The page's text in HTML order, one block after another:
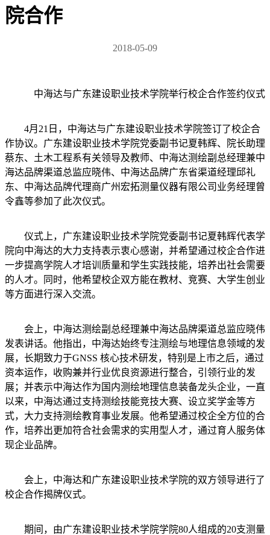
院合作
2018-05-09
中海达与广东建设职业技术学院举行校企合作签约仪式
4月21日，中海达与广东建设职业技术学院签订了校企合
作协议。广东建设职业技术学院党委副书记夏韩辉、院长助理
蔡东、土木工程系有关领导及教师、中海达测绘副总经理兼中
海达品牌渠道总监应晓伟、中海达品牌广东省渠道经理邱礼
东、中海达品牌代理商广州宏拓测量仪器有限公司业务经理曾
令鑫等参加了此次仪式。
仪式上，广东建设职业技术学院党委副书记夏韩辉代表学
院向中海达的大力支持表示衷心感谢，并希望通过校企合作进
一步提高学院人才培训质量和学生实践技能，培养出社会需要
的人才。同时，他希望校企双方能在教材、竞赛、大学生创业
等方面进行深入交流。
会上，中海达测绘副总经理兼中海达品牌渠道总监应晓伟
发表讲话。他指出，中海达始终专注测绘与地理信息领域的发
展，长期致力于GNSS 核心技术研发，特别是上市之后，通过
资本运作，收购兼并行业优良资源进行整合，引领行业的发
展；并表示中海达作为国内测绘地理信息装备龙头企业，一直
以来，中海达通过支持测绘技能竞技大赛、设立奖学金等方
式，大力支持测绘教育事业发展。他希望通过校企全方位的合
作，培养出更加符合社会需求的实用型人才，通过育人服务体
现企业品牌。
会上，中海达和广东建设职业技术学院的双方领导进行了
校企合作揭牌仪式。
期间，由广东建设职业技术学院学院80人组成的20支测量